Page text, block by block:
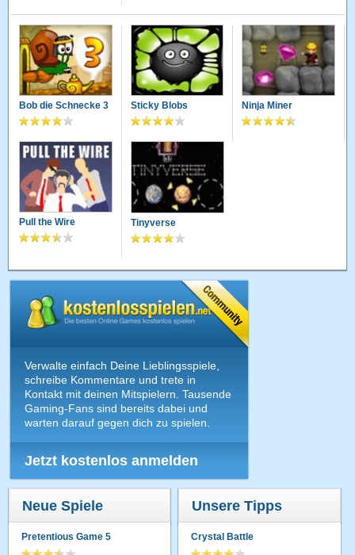
Bob die Schnecke 3 Sticky Blobs Ninja Miner
Pull the Wire Tinyverse
Verwalte einfach Deine Lieblingsspiele,
schreibe Kommentare und trete in
Kontakt mit deinen Mitspielern. Tausende
Gaming-Fans sind bereits dabei und
warten darauf gegen dich zu spielen.
Jetzt kostenlos anmelden
Neue Spiele
Pretentious Game 5
Unsere Tipps
Crystal Battle